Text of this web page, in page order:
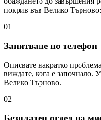
покрив във Велико Търново:
01
Запитване по телефон
Описвате накратко
виждате, кога е започнало.
Велико Търново.
02